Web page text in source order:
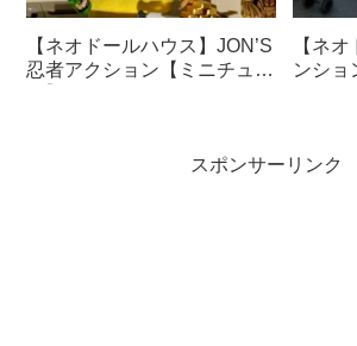
【ネオドールハウス】JON’S
忍者アクション【ミニチュ
【ネ
ンショ
スポンサーリンク